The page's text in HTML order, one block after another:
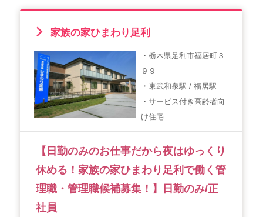
家族の家ひまわり足利
・栃木県足利市福居町３
９９
・東武和泉駅 / 福居駅
・サービス付き高齢者向
け住宅
【日勤のみのお仕事だから夜はゆっくり
休める！家族の家ひまわり足利で働く管
理職・管理職候補募集！】日勤のみ/正
社員